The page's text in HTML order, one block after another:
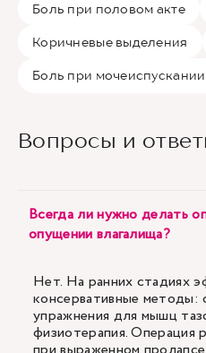
Боль при половом акте
Коричневые выделения
Боль при
Вопросы и
Всегда ли нужно делать
опущении влагалища?
Нет. На ранних стадиях
консервативные методы:
упражнения для мышц
физиотерапия. Операция